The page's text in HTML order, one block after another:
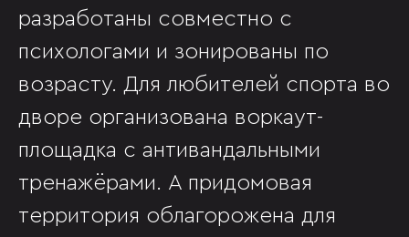
разработаны совместно с
психологами и зонированы по
возрасту. Для любителей спорта во
дворе организована воркаут-
площадка с антивандальными
тренажёрами. А придомовая
территория облагорожена для